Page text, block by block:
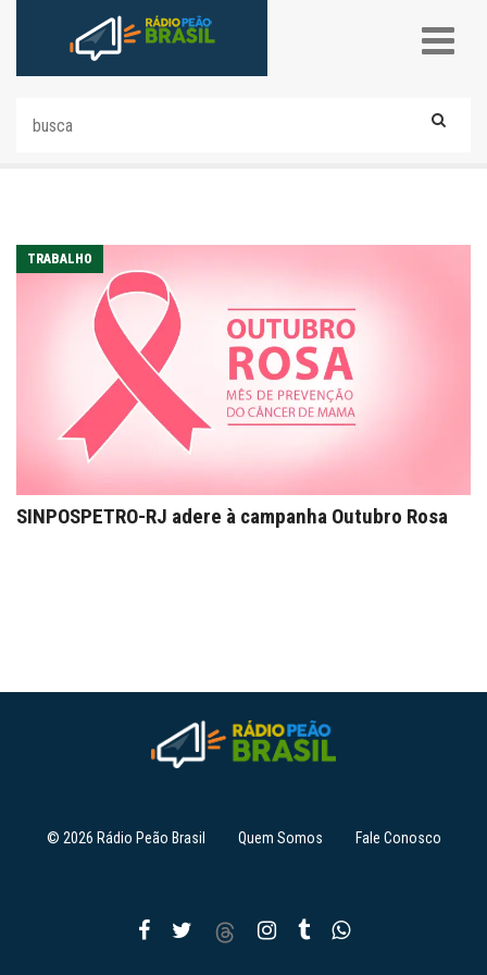
TRABALHO
SINPOSPETRO-RJ adere à campanha Outubro Rosa
© 2026 Rádio Peão Brasil Quem Somos Fale Conosco